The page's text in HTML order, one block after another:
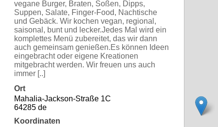
vegane Burger, Braten, Soßen, Dipps,
Suppen, Salate, Finger-Food, Nachtische
und Gebäck. Wir kochen vegan, regional,
saisonal, bunt und lecker.Jedes Mal wird ein
komplettes Menü zubereitet, das wir dann
auch gemeinsam genießen.Es können Ideen
eingebracht oder eigene Kreationen
mitgebracht werden. Wir freuen uns auch
immer [..]
Ort
Mahalia-Jackson-Straße 1C
64285 de
Koordinaten